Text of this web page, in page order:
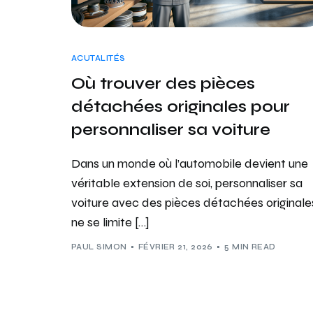
ACUTALITÉS
Où trouver des pièces
détachées originales pour
personnaliser sa voiture
Dans un monde où l’automobile devient une
véritable extension de soi, personnaliser sa
voiture avec des pièces détachées
ne se limite […]
PAUL SIMON FÉVRIER 21, 2026 5 MIN READ